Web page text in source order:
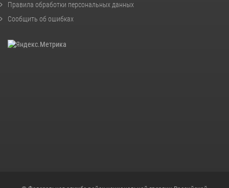
Правила обработки персональных данных
Сообщить об ошибках